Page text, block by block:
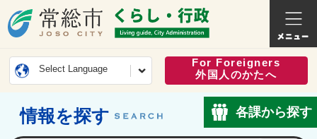
常総市公式ホームページ
くらし
Select Language
For Foreigners
外国人のかたへ
情報を探す 各課から探す